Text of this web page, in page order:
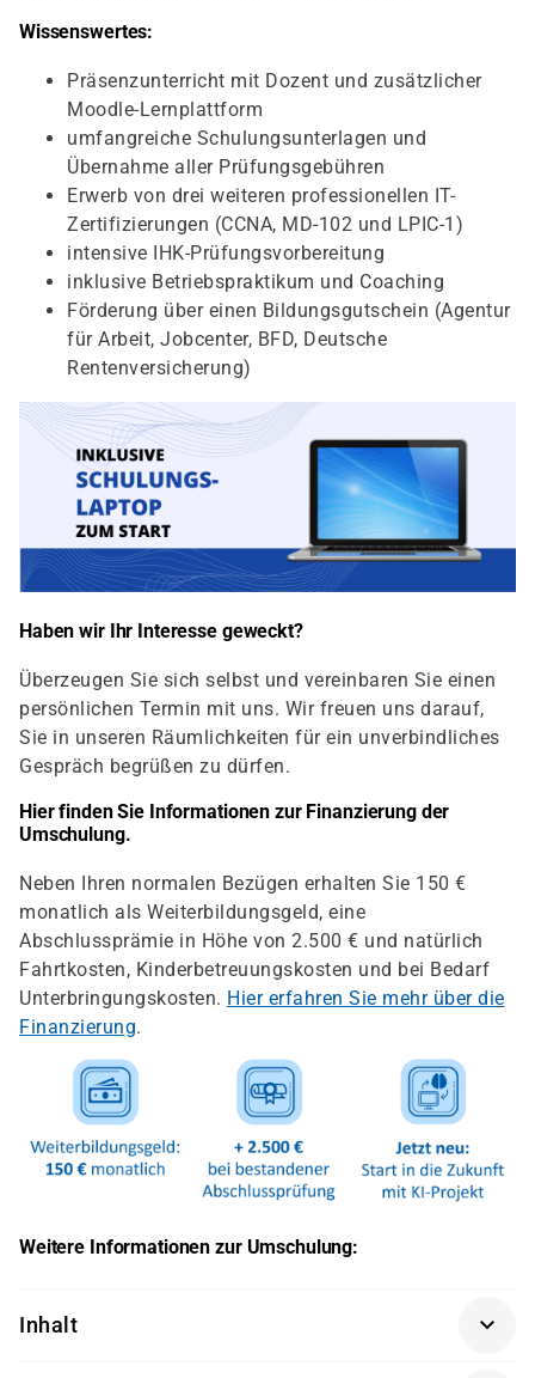
Wissenswertes:
Präsenzunterricht mit Dozent und zusätzlicher
Moodle-Lernplattform
umfangreiche Schulungsunterlagen und
Übernahme aller Prüfungsgebühren
Erwerb von drei weiteren professionellen IT-
Zertifizierungen (CCNA, MD-102 und LPIC-1)
intensive IHK-Prüfungsvorbereitung
inklusive Betriebspraktikum und Coaching
Förderung über einen Bildungsgutschein (Agentur
für Arbeit, Jobcenter, BFD, Deutsche
Rentenversicherung)
Haben wir Ihr Interesse geweckt?
Überzeugen Sie sich selbst und vereinbaren Sie einen
persönlichen Termin mit uns. Wir freuen uns darauf,
Sie in unseren Räumlichkeiten für ein unverbindliches
Gespräch begrüßen zu dürfen.
Hier finden Sie Informationen zur Finanzierung der
Umschulung.
Neben Ihren normalen Bezügen erhalten Sie 150 €
monatlich als Weiterbildungsgeld, eine
Abschlussprämie in Höhe von 2.500 € und natürlich
Fahrtkosten, Kinderbetreuungskosten und bei Bedarf
Unterbringungskosten. Hier erfahren Sie mehr über die
Finanzierung.
Weitere Informationen zur Umschulung:
Inhalt